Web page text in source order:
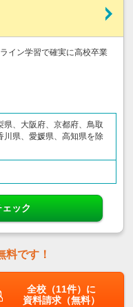
イン学習で確実に高校卒業
県、大阪府、京都府、鳥取
川県、愛媛県、高知県を除
ック
料です！
全校（11件）に
資料請求（無料）